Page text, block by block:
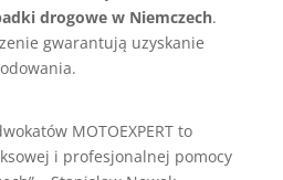
drogowe w Niemczech.
gwarantują uzyskanie
MOTOEXPERT to
i profesjonalnej pomocy